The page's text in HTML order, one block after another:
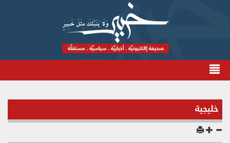
خليجية